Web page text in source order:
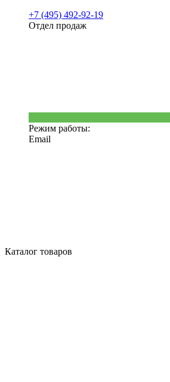
+7 (495) 492-92-19
Отдел продаж
Режим работы:
Email
Каталог товаров